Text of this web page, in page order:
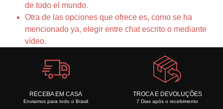
de todo el mundo.
Otra de las opciones que ofrece es, como se ha
mencionado ya, elegir entre chat escrito o mediante
vídeo.
RECEBA EM CASA
Enviamos para todo o Brasil
TROCA E DEVOLUÇÕES
7 Dias após o recebimento